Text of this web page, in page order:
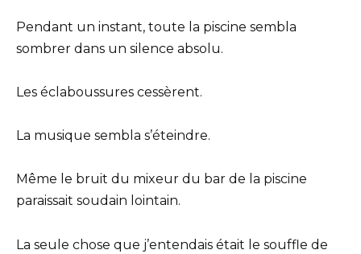
Pendant un instant, toute la piscine sembla
sombrer dans un silence absolu.
Les éclaboussures cessèrent.
La musique sembla s’éteindre.
Même le bruit du mixeur du bar de la piscine
paraissait soudain lointain.
La seule chose que j’entendais était le souffle de